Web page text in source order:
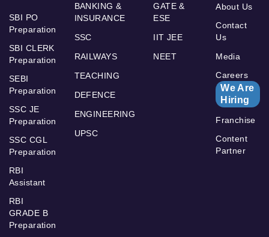
SBI PO
Preparation
SBI CLERK
Preparation
SEBI
Preparation
SSC JE
Preparation
SSC CGL
Preparation
RBI
Assistant
RBI
GRADE B
Preparation
BANKING &
INSURANCE
SSC
RAILWAYS
TEACHING
DEFENCE
ENGINEERING
UPSC
GATE &
ESE
IIT JEE
NEET
About Us
Contact
Us
Media
Careers
We Are
Hiring
Franchise
Content
Partner